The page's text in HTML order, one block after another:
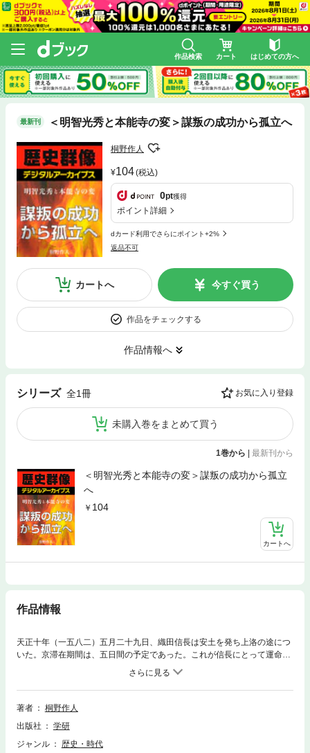
作品検索 カート はじめての方へ
最新刊 ＜明智光秀と本能寺の変＞謀叛の成功から孤立へ
桐野作人
104(税込)
0pt獲得
ポイント詳細
dカード利用でさらにポイント+2%
返品不可
カートへ 今すぐ買う
作品をチェックする
作品情報へ
シリーズ 全1冊 お気に入り登録
未購入巻をまとめて買う
1巻から | 最新刊から
＜明智光秀と本能寺の変＞謀叛の成功から孤立
へ
104
カートへ
作品情報
天正十年（一五八二）五月二十九日、織田信長は安土を発ち上洛の途につ
いた。京滞在期間は、五日間の予定であった。これが信長にとって運命の
五日間となる。六月二日早暁、本能寺炎上。明智光秀の謀叛は成功した。
光秀を中心にみる本能寺の変の前後事情。
著者
桐野作人
出版社
学研
ジャンル
歴史・時代